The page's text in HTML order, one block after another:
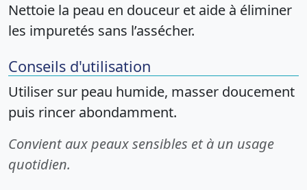
Nettoie la peau en douceur et aide à éliminer
les impuretés sans l’assécher.
Conseils d'utilisation
Utiliser sur peau humide, masser doucement
puis rincer abondamment.
Convient aux peaux sensibles et à un usage
quotidien.